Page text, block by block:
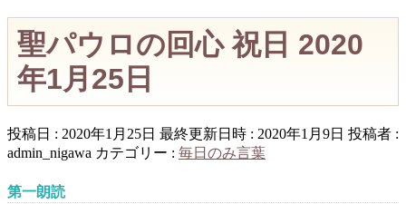
聖パウロの回心 祝日 2020
年1月25日
投稿日 : 2020年1月25日 最終更新日時 : 2020年1月9日 投稿者 :
admin_nigawa カテゴリー : 毎日のみ言葉
第一朗読